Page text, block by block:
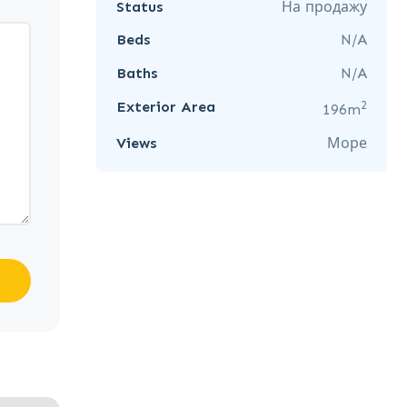
Status
На продажу
Beds
N/A
Baths
N/A
Exterior Area
196m2
Views Море